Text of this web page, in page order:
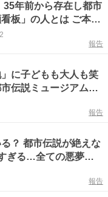
35年前から存在し都市
板」の人とは ご本人
報告
に子どもも大人も笑
伝説ミュージアム」
報告
？ 都市伝説が絶えな
ぎる…全ての悪夢を
報告